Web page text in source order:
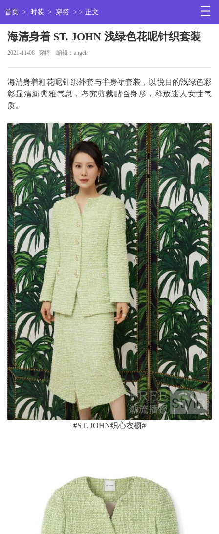
首页 > 时装 > 穿搭 > > 正文
海清身着 ST. JOHN 浅绿色花呢针织套装
2021-11-08 穿搭 编辑：angela
海清身着粗花呢针织外套与半身裙套装，以悦目的浅绿色彩
彰显清新典雅气息，考究剪裁贴合身形，释放迷人女性气
质。
#ST. JOHN织心衣橱#